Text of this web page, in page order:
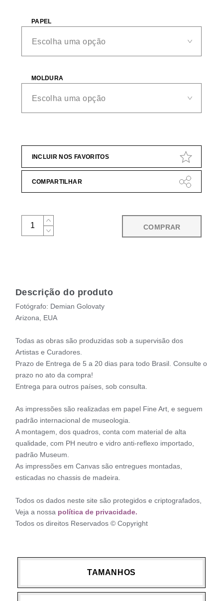
PAPEL
MOLDURA
INCLUIR NOS FAVORITOS
COMPARTILHAR
COMPRAR
Descrição do produto
Fotógrafo: Demian Golovaty
Arizona, EUA
Todas as obras são produzidas sob a supervisão dos
Artistas e Curadores.
Prazo de Entrega de 5 a 20 dias para todo Brasil. Consulte o
prazo no ato da compra!
Entrega para outros países, sob consulta.
As impressões são realizadas em papel Fine Art, e seguem
padrão internacional de museologia.
A montagem, dos quadros, conta com material de alta
qualidade, com PH neutro e vidro anti-reflexo importado,
padrão Museum.
As impressões em Canvas são entregues montadas,
esticadas no chassis de madeira.
Todos os dados neste site são protegidos e criptografados,
Veja a nossa política de privacidade.
Todos os direitos Reservados © Copyright
TAMANHOS